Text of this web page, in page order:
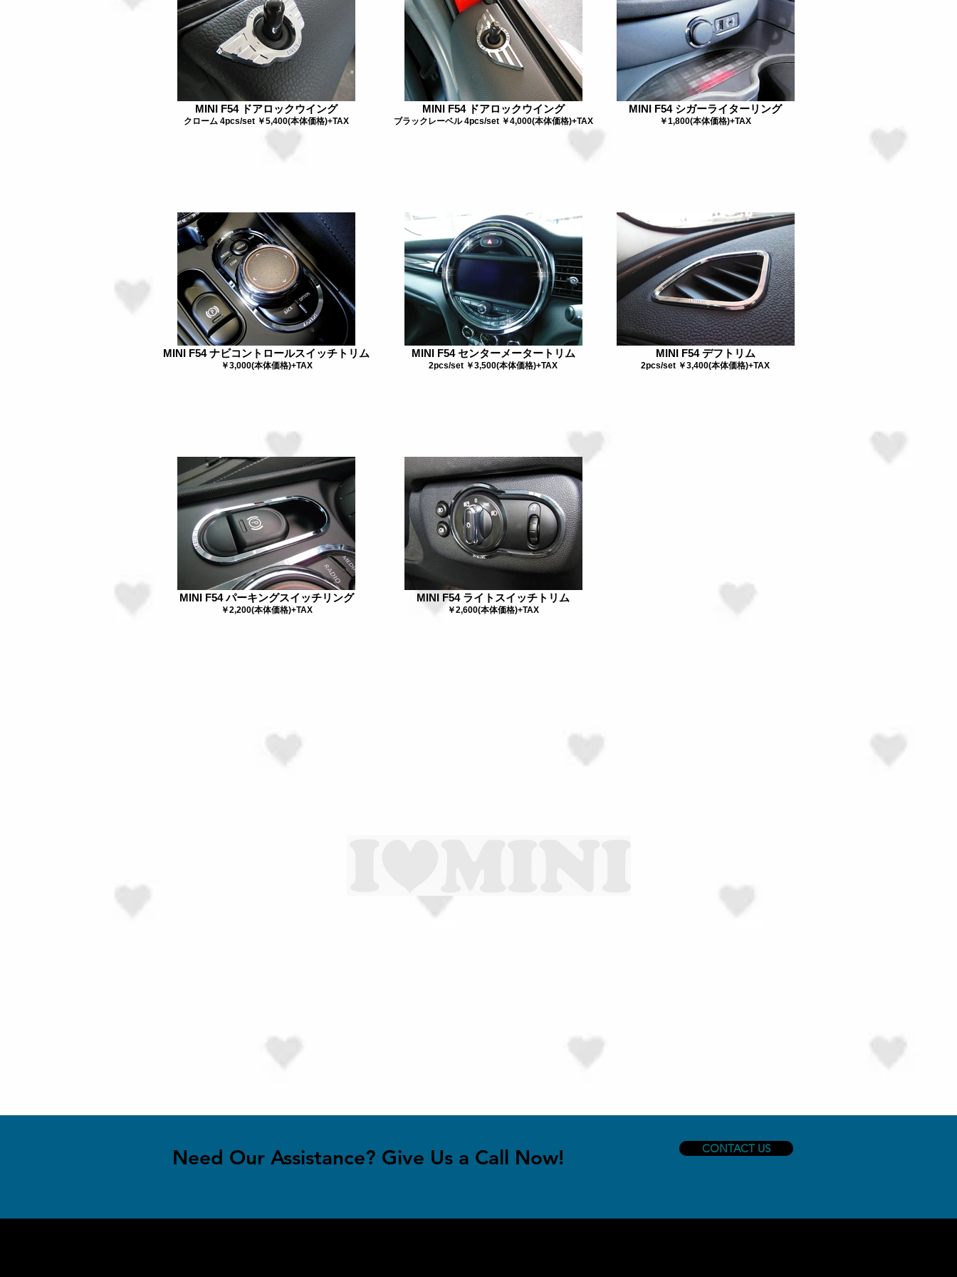
MINI F54 ドアロックウイング
クローム 4pcs/set ￥5,400(本体価格)+TAX
MINI F54 ドアロックウイング
ブラックレーベル 4pcs/set ￥4,000(本体価格)+TAX
MINI F54 シガーライターリング
￥1,800(本体価格)+TAX
MINI F54 ナビコントロールスイッチトリム
￥3,000(本体価格)+TAX
MINI F54 センターメータートリム
2pcs/set ￥3,500(本体価格)+TAX
MINI F54 デフトリム
2pcs/set ￥3,400(本体価格)+TAX
MINI F54 パーキングスイッチリング
￥2,200(本体価格)+TAX
MINI F54 ライトスイッチトリム
￥2,600(本体価格)+TAX
Need Our Assistance? Give Us a Call Now! CONTACT US